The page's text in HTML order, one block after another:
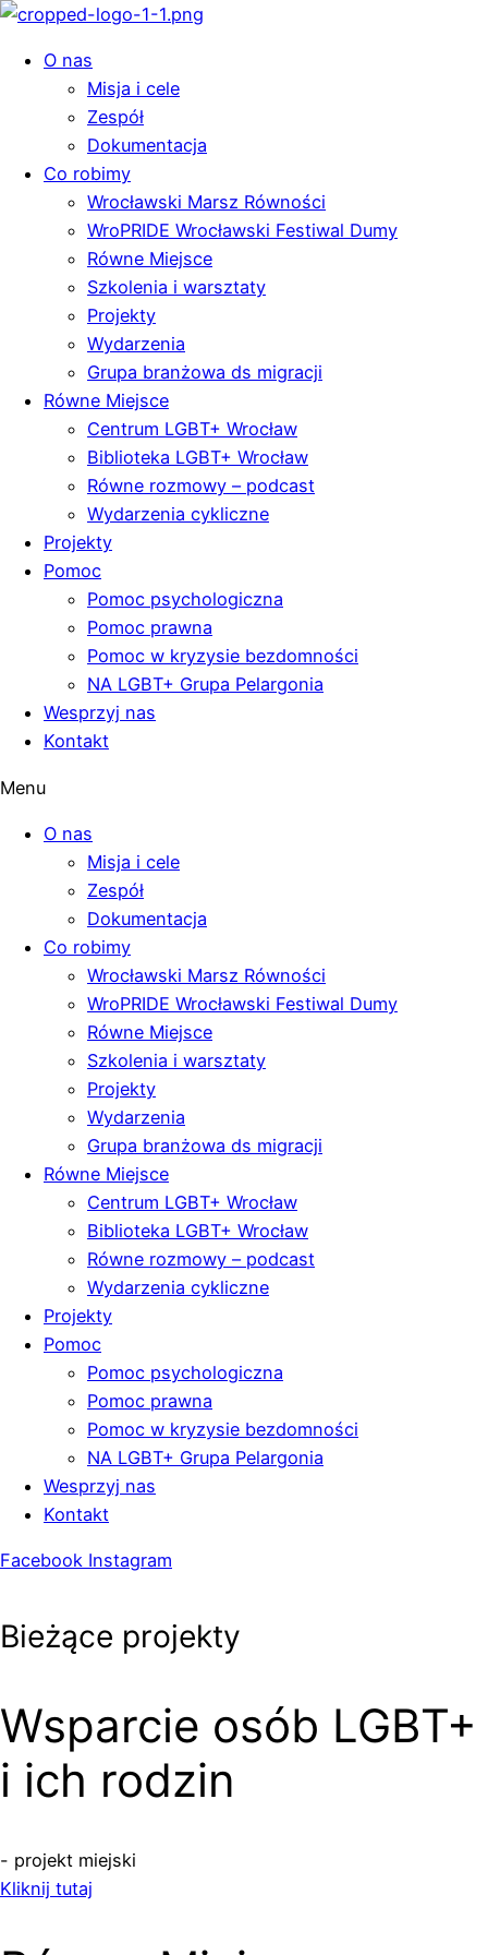
O nas
Misja i cele
Zespół
Dokumentacja
Co robimy
Wrocławski Marsz Równości
WroPRIDE Wrocławski Festiwal Dumy
Równe Miejsce
Szkolenia i warsztaty
Projekty
Wydarzenia
Grupa branżowa ds migracji
Równe Miejsce
Centrum LGBT+ Wrocław
Biblioteka LGBT+ Wrocław
Równe rozmowy – podcast
Wydarzenia cykliczne
Projekty
Pomoc
Pomoc psychologiczna
Pomoc prawna
Pomoc w kryzysie bezdomności
NA LGBT+ Grupa Pelargonia
Wesprzyj nas
Kontakt
Menu
O nas
Misja i cele
Zespół
Dokumentacja
Co robimy
Wrocławski Marsz Równości
WroPRIDE Wrocławski Festiwal Dumy
Równe Miejsce
Szkolenia i warsztaty
Projekty
Wydarzenia
Grupa branżowa ds migracji
Równe Miejsce
Centrum LGBT+ Wrocław
Biblioteka LGBT+ Wrocław
Równe rozmowy – podcast
Wydarzenia cykliczne
Projekty
Pomoc
Pomoc psychologiczna
Pomoc prawna
Pomoc w kryzysie bezdomności
NA LGBT+ Grupa Pelargonia
Wesprzyj nas
Kontakt
Facebook Instagram
Bieżące projekty
Wsparcie osób LGBT+
i ich rodzin
- projekt miejski
Kliknij tutaj